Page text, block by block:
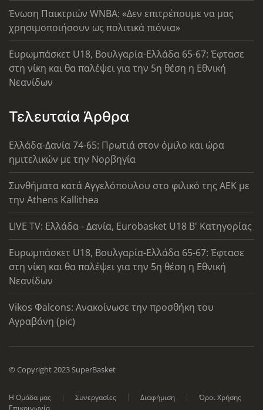
Ένωση Παικτριών WNBA: «Δεν επιτρέπουμε να μας
χρησιμοποιήσουν ως πολιτικά πιόνια»
Ευρωμπάσκετ U18, Βουλγαρία-Ελλάδα 65-67: Έφτασε
στη νίκη και θα παλέψει για την 5η θέση η Εθνική
Νεανίδων
Τελευταία Άρθρα
Ελλάδα-Δανία 74-65: Πρωτιά στον όμιλο και ώρα
ημιτελικών με την Νορβηγία
Συνθήματα κατά Αγγελόπουλου στο φιλικό της ΑΕΚ με
την Athens Kallithea
LIVE TV: Ελλάδα - Δανία, Eurobasket U18 Β' Κατηγορίας
Ευρωμπάσκετ U18, Βουλγαρία-Ελλάδα 65-67: Έφτασε
στη νίκη και θα παλέψει για την 5η θέση η Εθνική
Νεανίδων
Vikos Φalcons: Ανακοίνωσε την προσθήκη του
Αγραβάνη (pic)
© Copyright 2023 SuperBasket
Η Ομάδα μας Συνεργασίες Διαφήμιση
Όροι Χρήσης
Επικοινωνία